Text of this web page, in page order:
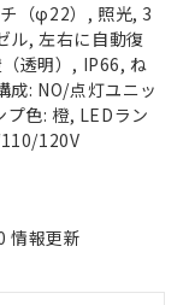
（φ22）, 照光, 3
ル, 左右に自動復
透明）, IP66, ね
成: NO/点灯ユニッ
プ色: 橙, LEDラン
120V
情報更新